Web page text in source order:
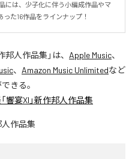
には、少子化に伴う小編成作品やマ
た16作品をラインナップ！
邦人作品集 」は、 Apple Music、
、 Amazon Music Unlimitedなど
きる。
響宴XI」新作邦人作品集